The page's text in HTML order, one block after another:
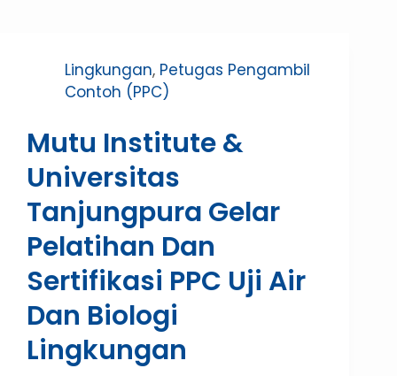
Lingkungan, Petugas Pengambil
Contoh (PPC)
Mutu Institute &
Universitas
Tanjungpura Gelar
Pelatihan Dan
Sertifikasi PPC Uji Air
Dan Biologi
Lingkungan